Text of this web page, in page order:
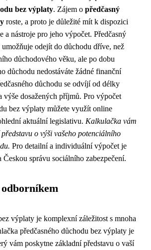
bez výplaty. Zájem o předčasný
roste, a proto je důležité mít k dispozici
a nástroje pro jeho výpočet. Předčasný
odejít do důchodu dříve, než
důchodového věku, ale po dobu
důchodu nedostáváte žádné finanční
důchodu se odvíjí od délky
výše dosažených příjmů. Pro výpočet
bez výplaty můžete využít online
aktuální legislativu. Kalkulačka vám
o výši vašeho potenciálního
Pro detailní a individuální výpočet je
Českou správu sociálního zabezpečení.
výplaty je komplexní záležitost s mnoha
předčasného důchodu bez výplaty je
vám poskytne základní představu o vaší